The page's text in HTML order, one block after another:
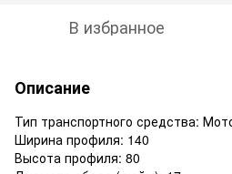
В избранное
Описание
Тип транспортного средства:
Ширина профиля: 140
Высота профиля: 80